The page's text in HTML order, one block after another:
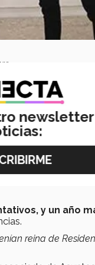
como instructor,
alimentación,
del Tec
con esta
cultural o
y un año
reina de